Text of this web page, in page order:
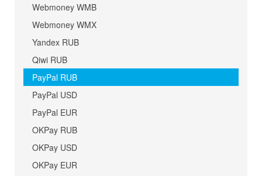
Webmoney WMB
Webmoney WMX
Yandex RUB
Qiwi RUB
PayPal RUB
PayPal USD
PayPal EUR
OKPay RUB
OKPay USD
OKPay EUR